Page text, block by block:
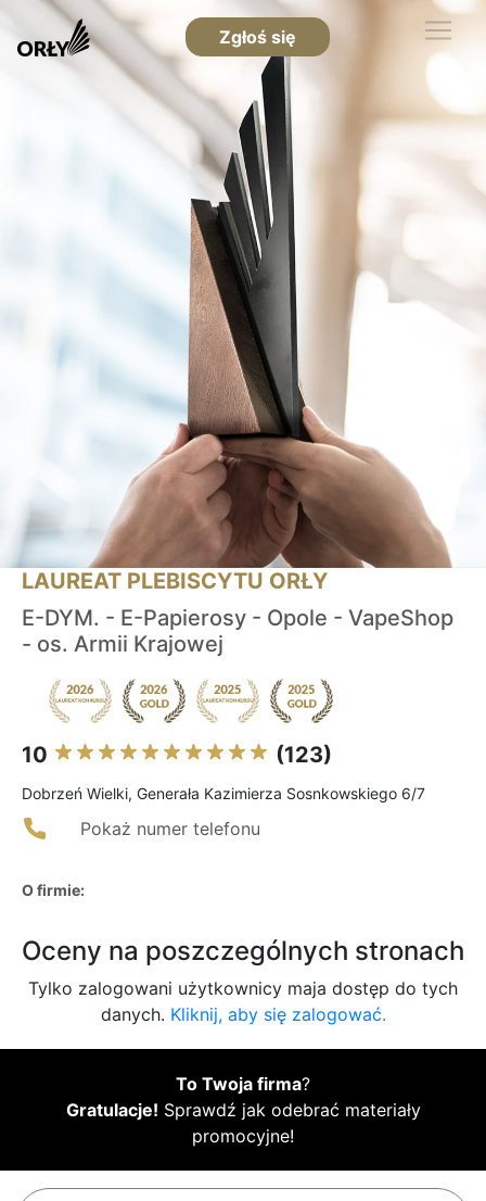
Zgłoś się
LAUREAT PLEBISCYTU ORŁY
E-DYM. - E-Papierosy - Opole - VapeShop
- os. Armii Krajowej
10 (123)
Dobrzeń Wielki, Generała Kazimierza Sosnkowskiego 6/7
Pokaż numer telefonu
O firmie:
Oceny na poszczególnych stronach
Tylko zalogowani użytkownicy maja dostęp do tych
danych. Kliknij, aby się zalogować.
To Twoja firma?
Gratulacje! Sprawdź jak odebrać materiały
promocyjne!